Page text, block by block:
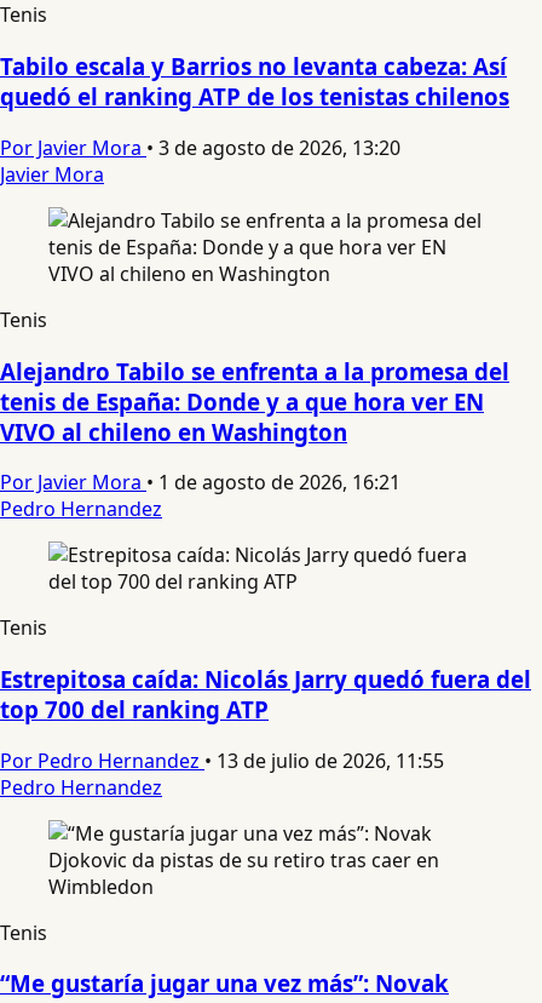
Tenis
Tabilo escala y Barrios no levanta cabeza: Así
quedó el ranking ATP de los tenistas chilenos
Por Javier Mora • 3 de agosto de 2026, 13:20
Javier Mora
Tenis
Alejandro Tabilo se enfrenta a la promesa del
tenis de España: Donde y a que hora ver EN
VIVO al chileno en Washington
Por Javier Mora • 1 de agosto de 2026, 16:21
Pedro Hernandez
Tenis
Estrepitosa caída: Nicolás Jarry quedó fuera del
top 700 del ranking ATP
Por Pedro Hernandez • 13 de julio de 2026, 11:55
Pedro Hernandez
Tenis
“Me gustaría jugar una vez más”: Novak